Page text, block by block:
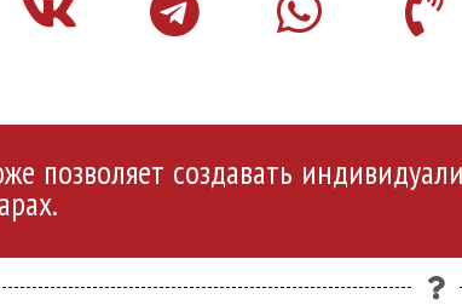
позволяет создавать